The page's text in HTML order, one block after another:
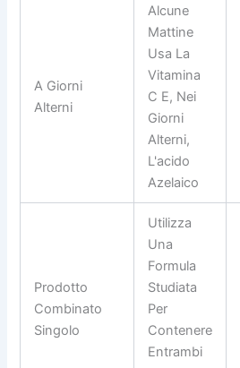
A Giorni
Alterni
Alcune
Mattine
Usa La
Vitamina
C E, Nei
Giorni
Alterni,
L'acido
Azelaico
Prodotto
Combinato
Singolo
Utilizza
Una
Formula
Studiata
Per
Contenere
Entrambi